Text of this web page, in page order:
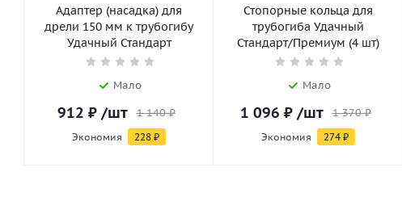
Адаптер (насадка) для
дрели 150 мм к трубогибу
Удачный Стандарт
Мало
912 ₽ /шт 1 140₽
Экономия 228 ₽
Стопорные кольца для
трубогиба Удачный
Стандарт/Премиум (4 шт)
Мало
1 096 ₽ /шт 1 370₽
Экономия 274 ₽